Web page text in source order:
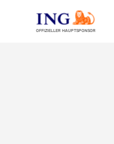
OFFIZIELLER HAUPTSPONSOR